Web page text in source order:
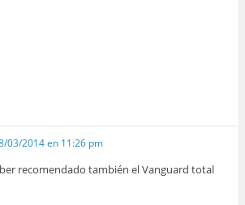
03/2014 en 11:26 pm
recomendado también el Vanguard total